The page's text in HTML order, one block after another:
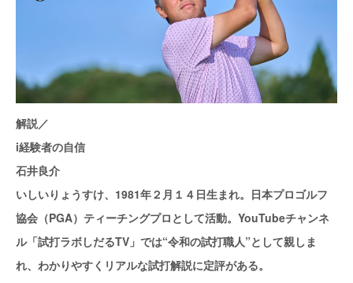
解説／
i経験者の自信
石井良介
いしいりょうすけ、1981年２月１４日生まれ。日本プロゴルフ
協会（PGA）ティーチングプロとして活動。YouTubeチャンネ
ル「試打ラボしだるTV」では“令和の試打職人”として親しま
れ、わかりやすくリアルな試打解説に定評がある。